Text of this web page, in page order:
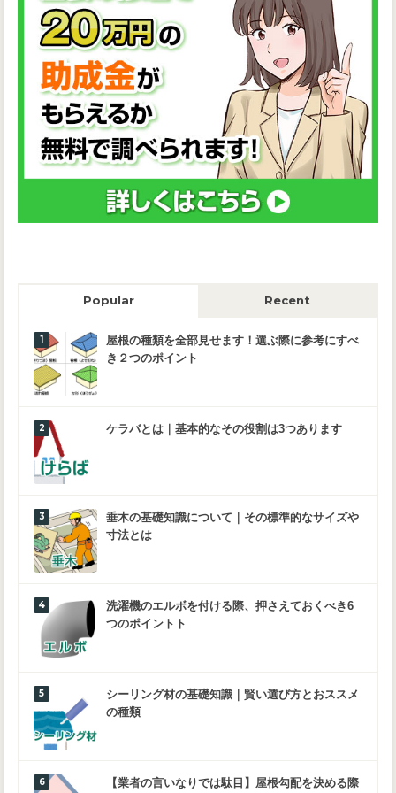
Popular Recent
屋根の種類を全部見せます！選ぶ際に参考にすべ
き２つのポイント
ケラバとは｜基本的なその役割は3つあります
垂木の基礎知識について｜その標準的なサイズや
寸法とは
洗濯機のエルボを付ける際、押さえておくべき6
つのポイントト
シーリング材の基礎知識｜賢い選び方とおススメ
の種類
【業者の言いなりでは駄目】屋根勾配を決める際